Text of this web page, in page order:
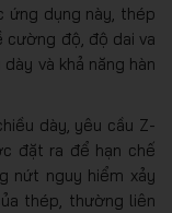
ứng dụng này, thép
cường độ, độ dai va
và khả năng hàn
dày, yêu cầu Z-
đặt ra để hạn chế
nứt nguy hiểm xảy
thép, thường liên